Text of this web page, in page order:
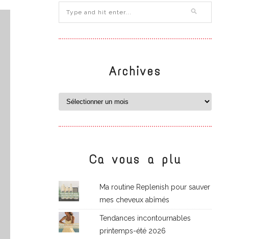
Archives
Ca vous a plu
Ma routine Replenish pour sauver
mes cheveux abîmés
Tendances incontournables
printemps-été 2026